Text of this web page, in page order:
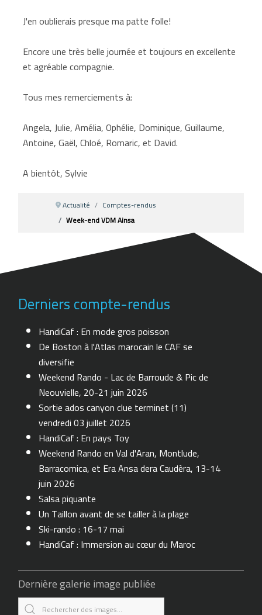
J'en oublierais presque ma patte folle!
Encore une très belle journée et toujours en excellente
et agréable compagnie.
Tous mes remerciements à:
Angela, Julie, Amélia, Ophélie, Dominique, Guillaume,
Antoine, Gaël, Chloé, Romaric, et David.
A bientôt, Sylvie
Actualité
Comptes-rendus
Week-end VDM Ainsa
Derniers compte-rendus
HandiCaf : En mode gros poisson
De Boston à l'Atlas marocain le CAF se
diversifie
Weekend Rando - Lac de Barroude & Pic de
Neouvielle, 20-21 juin 2026
Sortie ados canyon clue terminet (11)
vendredi 03 juillet 2026
HandiCaf : En pays Toy
Weekend Rando en Val d'Aran, Montlude,
Barracomica, et Era Ansa dera Caudèra, 13-14
juin 2026
Salsa piquante
Un Taillon avant de se tailler à la plage
Ski-rando : 16-17 mai
HandiCaf : Immersion au cœur du Maroc
Dernière galerie image publiée